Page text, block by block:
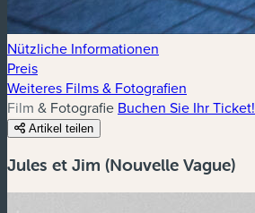
Nützliche Informationen
Preis
Weiteres Films & Fotografien
Film & Fotografie Buchen Sie Ihr Ticket!
Artikel teilen
Jules et Jim (Nouvelle Vague)